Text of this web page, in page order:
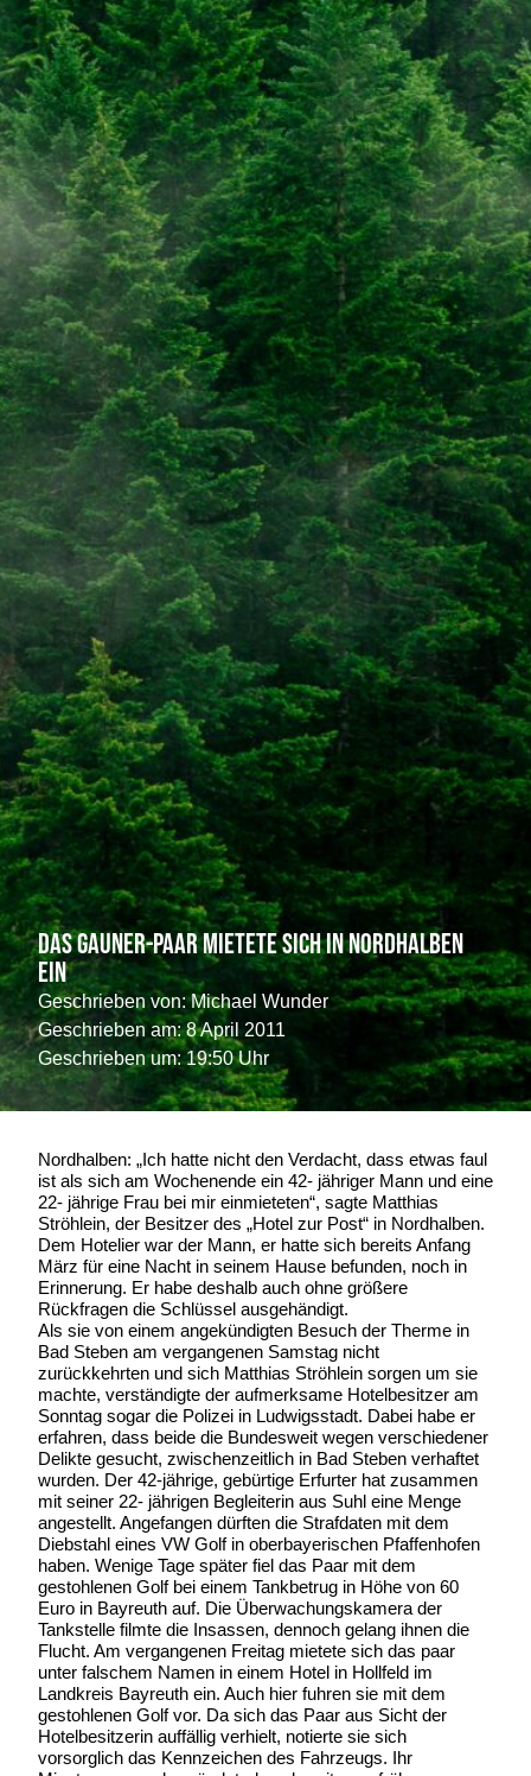
Das Gauner-Paar mietete sich in Nordhalben
ein
Geschrieben von:Michael Wunder
Geschrieben am: 8 April 2011
Geschrieben um: 19:50 Uhr
Nordhalben: „Ich hatte nicht den Verdacht, dass etwas faul
ist als sich am Wochenende ein 42- jähriger Mann und eine
22- jährige Frau bei mir einmieteten“, sagte Matthias
Ströhlein, der Besitzer des „Hotel zur Post“ in Nordhalben.
Dem Hotelier war der Mann, er hatte sich bereits Anfang
März für eine Nacht in seinem Hause befunden, noch in
Erinnerung. Er habe deshalb auch ohne größere
Rückfragen die Schlüssel ausgehändigt.
Als sie von einem angekündigten Besuch der Therme in
Bad Steben am vergangenen Samstag nicht
zurückkehrten und sich Matthias Ströhlein sorgen um sie
machte, verständigte der aufmerksame Hotelbesitzer am
Sonntag sogar die Polizei in Ludwigsstadt. Dabei habe er
erfahren, dass beide die Bundesweit wegen verschiedener
Delikte gesucht, zwischenzeitlich in Bad Steben verhaftet
wurden. Der 42-jährige, gebürtige Erfurter hat zusammen
mit seiner 22- jährigen Begleiterin aus Suhl eine Menge
angestellt. Angefangen dürften die Strafdaten mit dem
Diebstahl eines VW Golf in oberbayerischen Pfaffenhofen
haben. Wenige Tage später fiel das Paar mit dem
gestohlenen Golf bei einem Tankbetrug in Höhe von 60
Euro in Bayreuth auf. Die Überwachungskamera der
Tankstelle filmte die Insassen, dennoch gelang ihnen die
Flucht. Am vergangenen Freitag mietete sich das paar
unter falschem Namen in einem Hotel in Hollfeld im
Landkreis Bayreuth ein. Auch hier fuhren sie mit dem
gestohlenen Golf vor. Da sich das Paar aus Sicht der
Hotelbesitzerin auffällig verhielt, notierte sie sich
vorsorglich das Kennzeichen des Fahrzeugs. Ihr